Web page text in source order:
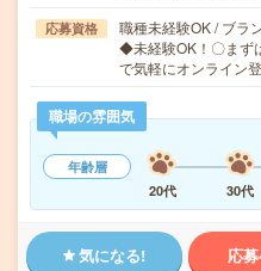
応募資格
職種未経験OK / ブラ
◆未経験OK！〇まず
で気軽にオンライン
職場の雰囲気
年齢層
20代
30代
気になる! 応